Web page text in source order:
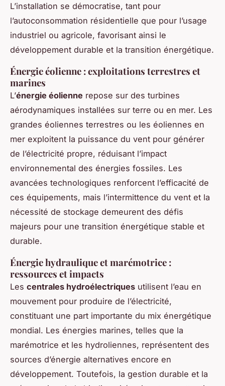
L’installation se démocratise, tant pour
l’autoconsommation résidentielle que pour l’usage
industriel ou agricole, favorisant ainsi le
développement durable et la transition énergétique.
Énergie éolienne : exploitations terrestres et
marines
L’énergie éolienne repose sur des turbines
aérodynamiques installées sur terre ou en mer. Les
grandes éoliennes terrestres ou les éoliennes en
mer exploitent la puissance du vent pour générer
de l’électricité propre, réduisant l’impact
environnemental des énergies fossiles. Les
avancées technologiques renforcent l’efficacité de
ces équipements, mais l’intermittence du vent et la
nécessité de stockage demeurent des défis
majeurs pour une transition énergétique stable et
durable.
Énergie hydraulique et marémotrice :
ressources et impacts
Les centrales hydroélectriques utilisent l’eau en
mouvement pour produire de l’électricité,
constituant une part importante du mix énergétique
mondial. Les énergies marines, telles que la
marémotrice et les hydroliennes, représentent des
sources d’énergie alternatives encore en
développement. Toutefois, la gestion durable et la